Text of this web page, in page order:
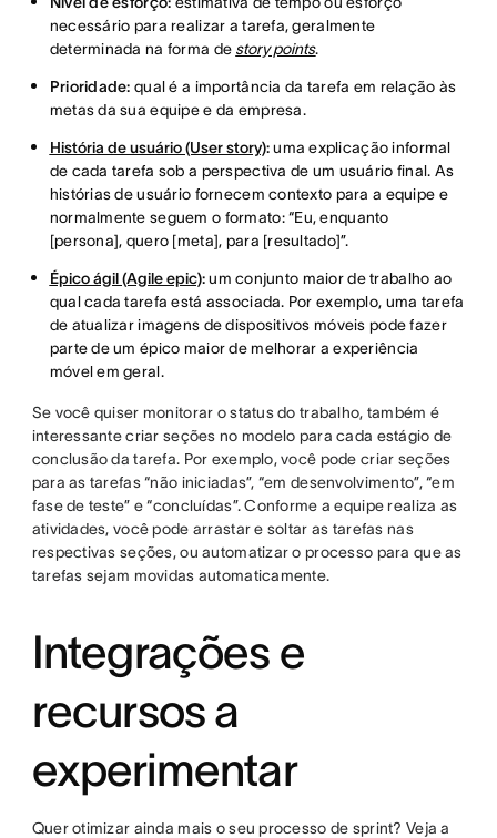
necessário para realizar a tarefa, geralmente
determinada na forma de story points.
Prioridade: qual é a importância da tarefa em relação às
metas da sua equipe e da empresa.
História de usuário (User story):uma explicação informal
de cada tarefa sob a perspectiva de um usuário final. As
histórias de usuário fornecem contexto para a equipe e
normalmente seguem o formato: “Eu, enquanto
[persona], quero [meta], para [resultado]”.
Épico ágil (Agile epic):um conjunto maior de trabalho ao
qual cada tarefa está associada. Por exemplo, uma tarefa
de atualizar imagens de dispositivos móveis pode fazer
parte de um épico maior de melhorar a experiência
móvel em geral.
Se você quiser monitorar o status do trabalho, também é
interessante criar seções no modelo para cada estágio de
conclusão da tarefa. Por exemplo, você pode criar seções
para as tarefas “não iniciadas”, “em desenvolvimento”, “em
fase de teste” e “concluídas”. Conforme a equipe realiza as
atividades, você pode arrastar e soltar as tarefas nas
respectivas seções, ou automatizar o processo para que as
tarefas sejam movidas automaticamente.
Integrações e
recursos a
experimentar
Quer otimizar ainda mais o seu processo de sprint? Veja a